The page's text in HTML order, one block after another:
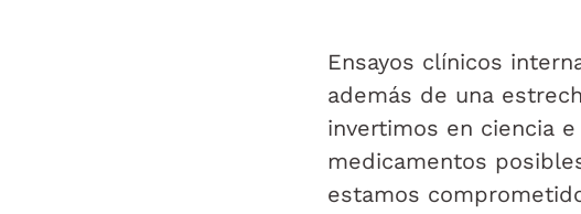
Ensayos clínicos
además de una
invertimos en ciencia
medicamentos
estamos